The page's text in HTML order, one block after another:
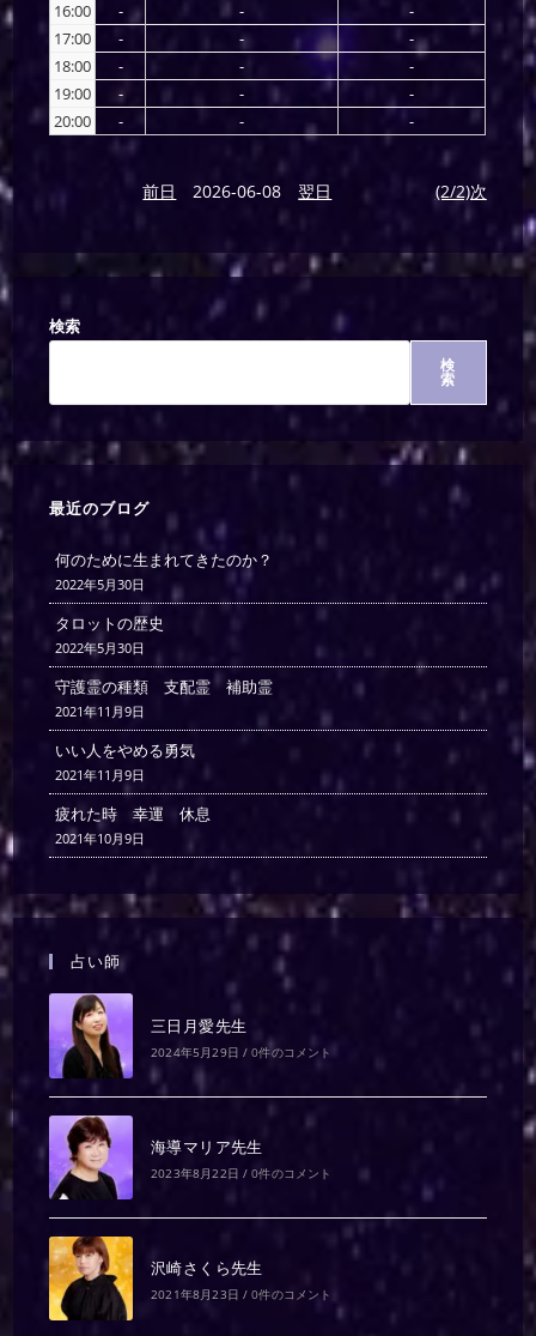
16:00
- -
-
17:00
- -
-
18:00
- -
-
19:00
- -
-
20:00
- - -
前日 2026-06-08 翌日 (2/2)次
検索
検
索
最近のブログ
何のために生まれてきたのか？
2022年5月30日
タロットの歴史
2022年5月30日
守護霊の種類 支配霊 補助霊
2021年11月9日
いい人をやめる勇気
2021年11月9日
疲れた時 幸運 休息
2021年10月9日
占い師
三日月愛先生
2024年5月29日 / 0件のコメント
海導マリア先生
2023年8月22日 / 0件のコメント
沢崎さくら先生
2021年8月23日 / 0件のコメント